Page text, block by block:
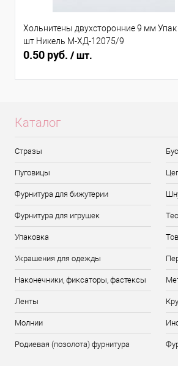
Хольнитены двухсторонние 9 мм Упак
шт Никель М-ХД-12075/9
0.50 руб. / шт.
Каталог
Стразы
Пуговицы
Фурнитура для бижутерии
Фурнитура для игрушек
Упаковка
Украшения для одежды
Наконечники, фиксаторы, фастексы
Ленты
Молнии
Родиевая (позолота) фурнитура